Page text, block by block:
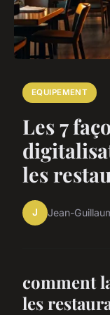
EQUIPEMENT
Les 7
les
J Jean-
comment
les